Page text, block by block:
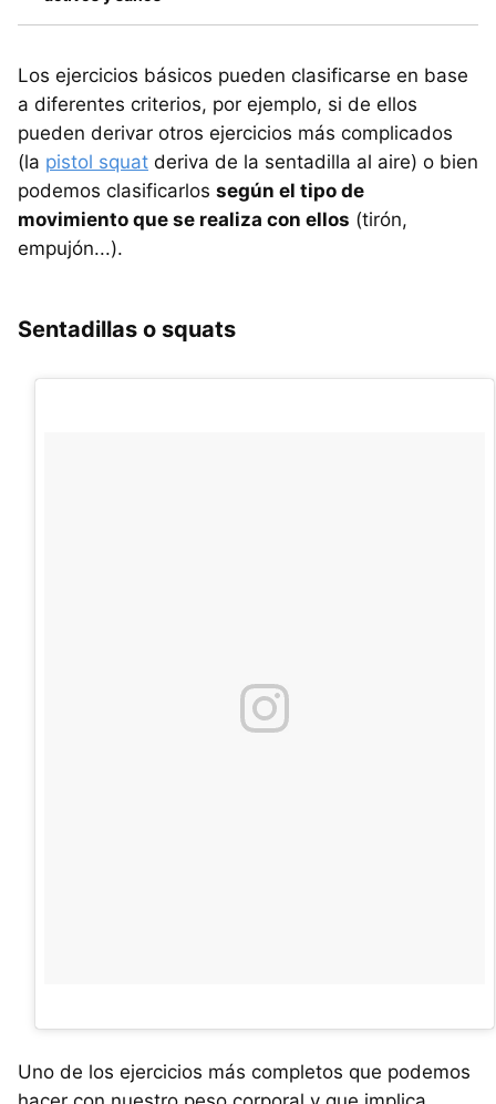
Los ejercicios básicos pueden clasificarse en base
a diferentes criterios, por ejemplo, si de ellos
pueden derivar otros ejercicios más complicados
(la pistol squat deriva de la sentadilla al aire) o bien
podemos clasificarlos según el tipo de
movimiento que se realiza con ellos (tirón,
empujón...).
Sentadillas o squats
Uno de los ejercicios más completos que podemos